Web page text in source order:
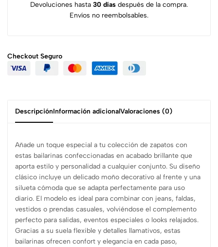
Devoluciones hasta 30 días después de la compra.
Envíos no reembolsables.
Checkout Seguro
DescripciónInformación adicionalValoraciones (0)
Añade un toque especial a tu colección de zapatos con
estas bailarinas confeccionadas en acabado brillante que
aporta estilo y personalidad a cualquier conjunto. Su diseño
clásico incluye un delicado moño decorativo al frente y una
silueta cómoda que se adapta perfectamente para uso
diario. El modelo es ideal para combinar con jeans, faldas,
vestidos o prendas casuales, volviéndose el complemento
perfecto para salidas, eventos especiales o looks relajados.
Gracias a su suela flexible y detalles llamativos, estas
bailarinas ofrecen confort y elegancia en cada paso,